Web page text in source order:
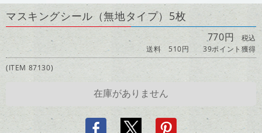
マスキングシール（無地タイプ）5枚
770円 税込
送料 510円
39ポイント獲得
(ITEM 87130)